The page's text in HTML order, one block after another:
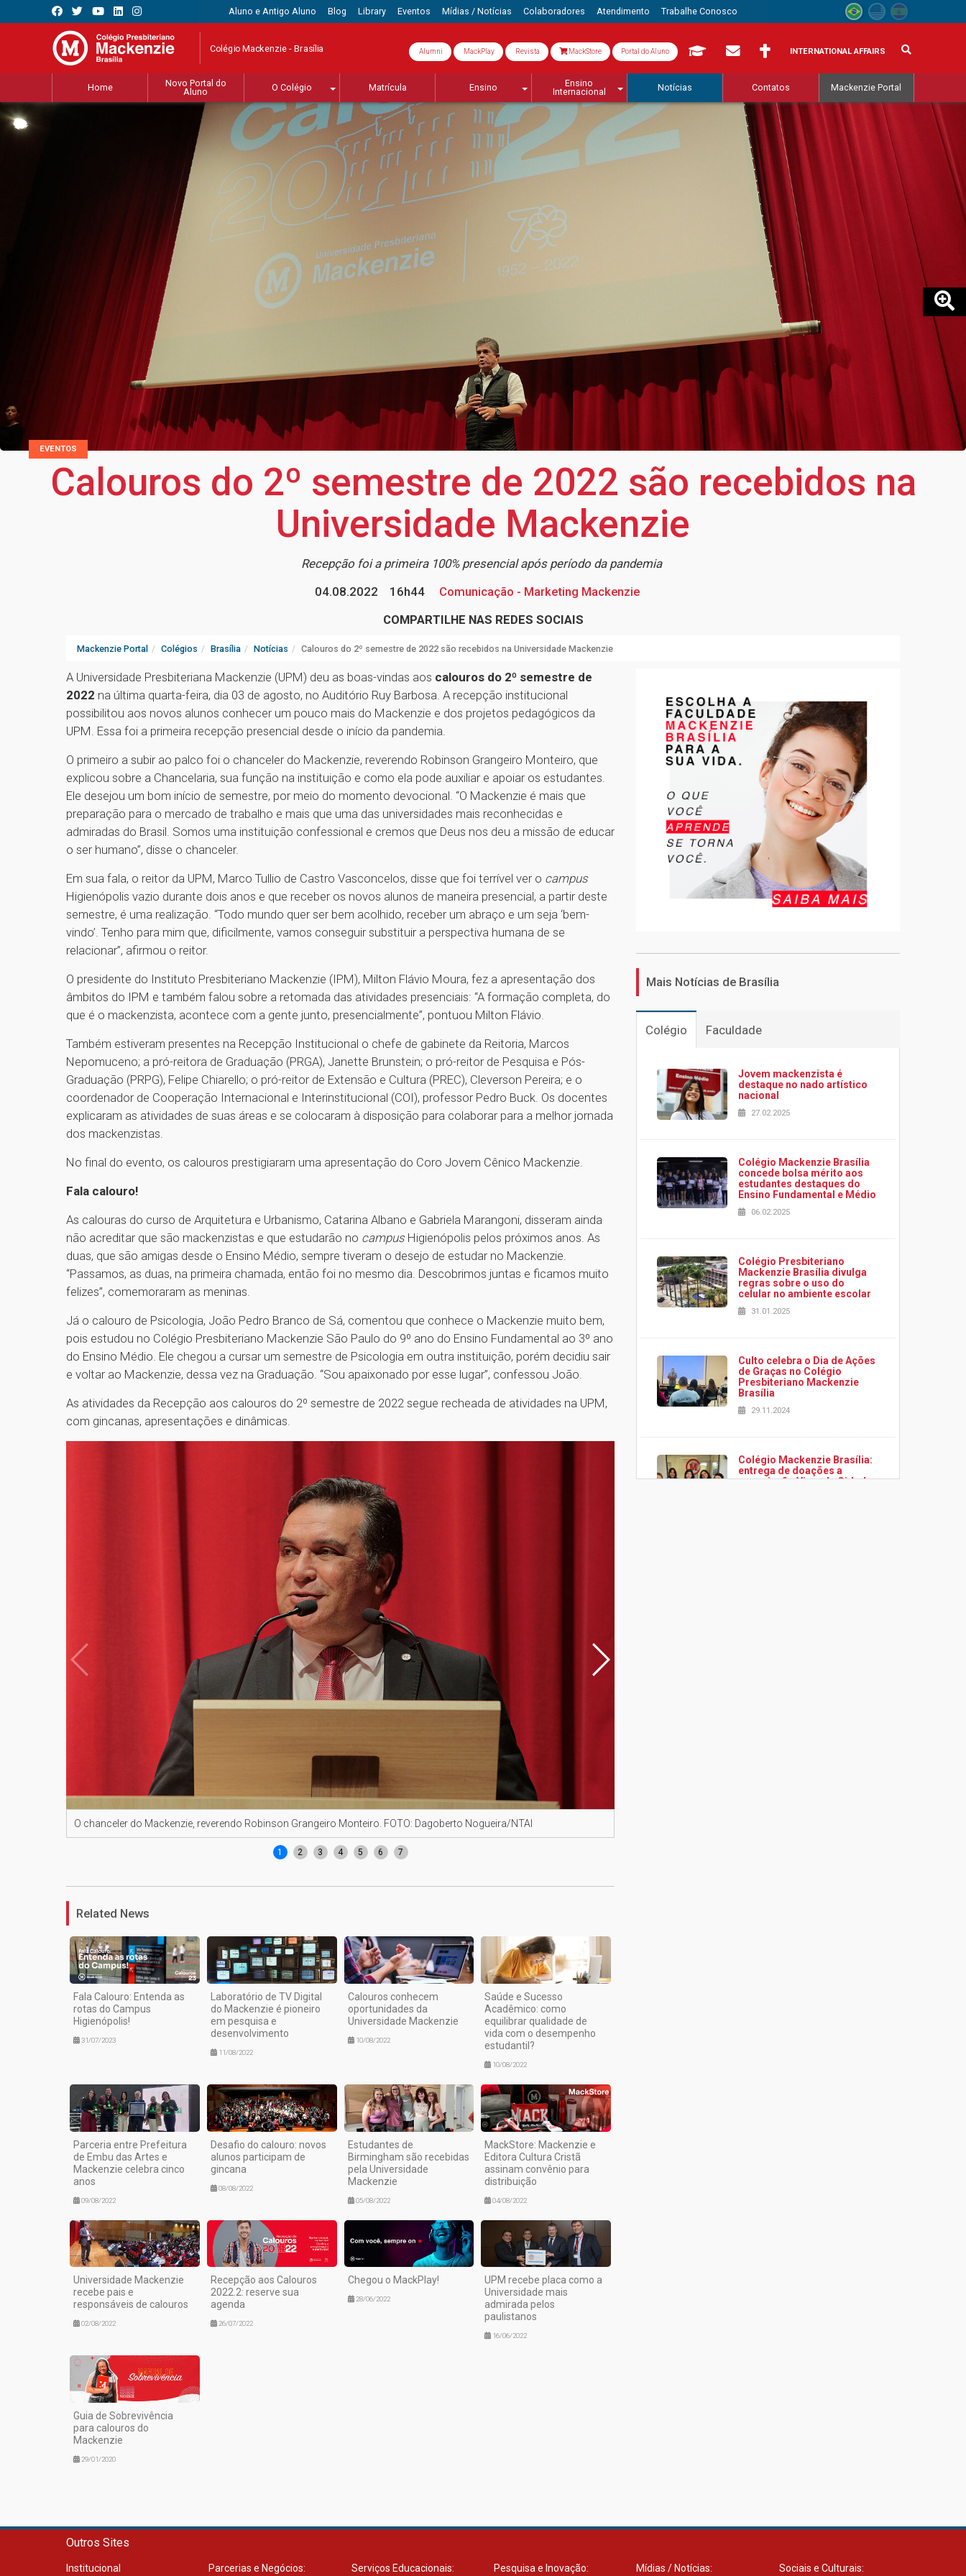
Aluno e Antigo Aluno Blog Library Eventos Mídias / Notícias Colaboradores Atendimento Trabalhe Conosco
Colégio Mackenzie - Brasília Alumni MackPlay Revista MackStore Portal do Aluno INTERNATIONAL AFFAIRS
Home
Novo Portal do
Aluno
O Colégio Matrícula Ensino
Ensino
Internacional
Notícias Contatos Mackenzie Portal
EVENTOS
Calouros do 2º semestre de 2022 são recebidos na
Universidade Mackenzie
Recepção foi a primeira 100% presencial após período da pandemia
04.08.2022
16h44
Comunicação - Marketing Mackenzie
COMPARTILHE NAS REDES SOCIAIS
Mackenzie Portal Colégios Brasília Notícias Calouros do 2º semestre de 2022 são recebidos na Universidade Mackenzie
A Universidade Presbiteriana Mackenzie (UPM) deu as boas-vindas aos calouros do 2º semestre de
2022 na última quarta-feira, dia 03 de agosto, no Auditório Ruy Barbosa. A recepção institucional
possibilitou aos novos alunos conhecer um pouco mais do Mackenzie e dos projetos pedagógicos da
UPM. Essa foi a primeira recepção presencial desde o início da pandemia.
O primeiro a subir ao palco foi o chanceler do Mackenzie, reverendo Robinson Grangeiro Monteiro, que
explicou sobre a Chancelaria, sua função na instituição e como ela pode auxiliar e apoiar os estudantes.
Ele desejou um bom início de semestre, por meio do momento devocional. “O Mackenzie é mais que
preparação para o mercado de trabalho e mais que uma das universidades mais reconhecidas e
admiradas do Brasil. Somos uma instituição confessional e cremos que Deus nos deu a missão de educar
o ser humano”, disse o chanceler.
Em sua fala, o reitor da UPM, Marco Tullio de Castro Vasconcelos, disse que foi terrível ver o campus
Higienópolis vazio durante dois anos e que receber os novos alunos de maneira presencial, a partir deste
semestre, é uma realização. “Todo mundo quer ser bem acolhido, receber um abraço e um seja ‘bem-
vindo’. Tenho para mim que, dificilmente, vamos conseguir substituir a perspectiva humana de se
relacionar”, afirmou o reitor.
O presidente do Instituto Presbiteriano Mackenzie (IPM), Milton Flávio Moura, fez a apresentação dos
âmbitos do IPM e também falou sobre a retomada das atividades presenciais: “A formação completa, do
que é o mackenzista, acontece com a gente junto, presencialmente”, pontuou Milton Flávio.
Também estiveram presentes na Recepção Institucional o chefe de gabinete da Reitoria, Marcos
Nepomuceno; a pró-reitora de Graduação (PRGA), Janette Brunstein; o pró-reitor de Pesquisa e Pós-
Graduação (PRPG), Felipe Chiarello; o pró-reitor de Extensão e Cultura (PREC), Cleverson Pereira; e o
coordenador de Cooperação Internacional e Interinstitucional (COI), professor Pedro Buck. Os docentes
explicaram as atividades de suas áreas e se colocaram à disposição para colaborar para a melhor jornada
dos mackenzistas.
No final do evento, os calouros prestigiaram uma apresentação do Coro Jovem Cênico Mackenzie.
Fala calouro!
As calouras do curso de Arquitetura e Urbanismo, Catarina Albano e Gabriela Marangoni, disseram ainda
não acreditar que são mackenzistas e que estudarão no campus Higienópolis pelos próximos anos. As
duas, que são amigas desde o Ensino Médio, sempre tiveram o desejo de estudar no Mackenzie.
“Passamos, as duas, na primeira chamada, então foi no mesmo dia. Descobrimos juntas e ficamos muito
felizes”, comemoraram as meninas.
Já o calouro de Psicologia, João Pedro Branco de Sá, comentou que conhece o Mackenzie muito bem,
pois estudou no Colégio Presbiteriano Mackenzie São Paulo do 9º ano do Ensino Fundamental ao 3º ano
do Ensino Médio. Ele chegou a cursar um semestre de Psicologia em outra instituição, porém decidiu sair
e voltar ao Mackenzie, dessa vez na Graduação. “Sou apaixonado por esse lugar”, confessou João.
As atividades da Recepção aos calouros do 2º semestre de 2022 segue recheada de atividades na UPM,
com gincanas, apresentações e dinâmicas.
O chanceler do Mackenzie, reverendo Robinson Grangeiro Monteiro. FOTO: Dagoberto Nogueira/NTAI
1 2 3 4 5 6 7
Related News
Fala Calouro: Entenda as
rotas do Campus
Higienópolis!
31/07/2023
Laboratório de TV Digital
do Mackenzie é pioneiro
em pesquisa e
desenvolvimento
11/08/2022
Calouros conhecem
oportunidades da
Universidade Mackenzie
10/08/2022
Saúde e Sucesso
Acadêmico: como
equilibrar qualidade de
vida com o desempenho
estudantil?
10/08/2022
Parceria entre Prefeitura
de Embu das Artes e
Mackenzie celebra cinco
anos
09/08/2022
Desafio do calouro: novos
alunos participam de
gincana
08/08/2022
Estudantes de
Birmingham são recebidas
pela Universidade
Mackenzie
05/08/2022
MackStore: Mackenzie e
Editora Cultura Cristã
assinam convênio para
distribuição
04/08/2022
Universidade Mackenzie
recebe pais e
responsáveis de calouros
02/08/2022
Recepção aos Calouros
2022.2: reserve sua
agenda
26/07/2022
Chegou o MackPlay!
28/06/2022
UPM recebe placa como a
Universidade mais
admirada pelos
paulistanos
16/06/2022
Guia de Sobrevivência
para calouros do
Mackenzie
29/01/2020
Mais Notícias de Brasília
Colégio Faculdade
Jovem mackenzista é
destaque no nado artístico
nacional
27.02.2025
Colégio Mackenzie Brasília
concede bolsa mérito aos
estudantes destaques do
Ensino Fundamental e Médio
06.02.2025
Colégio Presbiteriano
Mackenzie Brasília divulga
regras sobre o uso do
celular no ambiente escolar
31.01.2025
Culto celebra o Dia de Ações
de Graças no Colégio
Presbiteriano Mackenzie
Brasília
29.11.2024
Colégio Mackenzie Brasília:
entrega de doações a
associação Viver da Cidade
Outros Sites
Institucional Parcerias e Negócios: Serviços Educacionais: Pesquisa e Inovação: Mídias / Notícias: Sociais e Culturais: